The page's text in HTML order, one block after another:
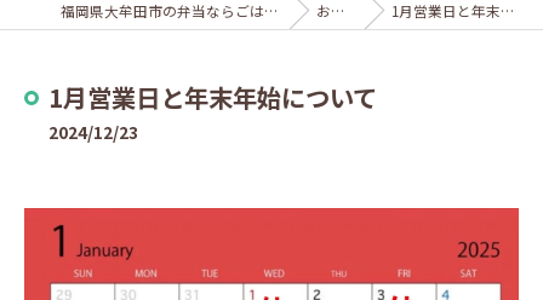
福岡県大牟田市の弁当ならごはんとおかず みけ猫屋 お知らせ 1月営業日と年末年始について
1月営業日と年末年始について
2024/12/23